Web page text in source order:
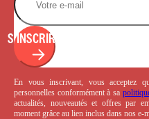
S'INSCRIRE
En vous inscrivant, vous acceptez
personnelles conformément à sa
actualités, nouveautés et offres par
moment grâce au lien inclus dans nos e-